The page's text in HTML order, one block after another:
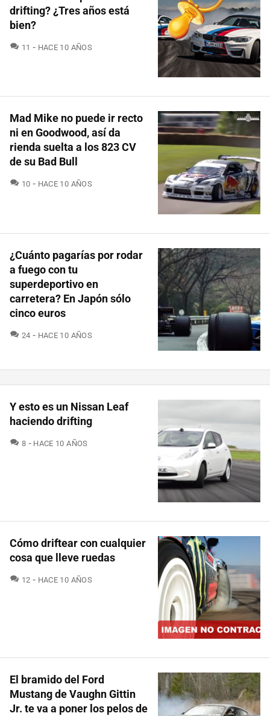
drifting? ¿Tres años está
bien?
11 COMENTARIOS
HACE 10 AÑOS
Mad Mike no puede ir recto
ni en Goodwood, así da
rienda suelta a los 823 CV
de su Bad Bull
10 COMENTARIOS
HACE 10 AÑOS
¿Cuánto pagarías por rodar
a fuego con tu
superdeportivo en
carretera? En Japón sólo
cinco euros
24 COMENTARIOS
HACE 10 AÑOS
Y esto es un Nissan Leaf
haciendo drifting
8 COMENTARIOS
HACE 10 AÑOS
Cómo driftear con cualquier
cosa que lleve ruedas
12 COMENTARIOS
HACE 10 AÑOS
El bramido del Ford
Mustang de Vaughn Gittin
Jr. te va a poner los pelos de